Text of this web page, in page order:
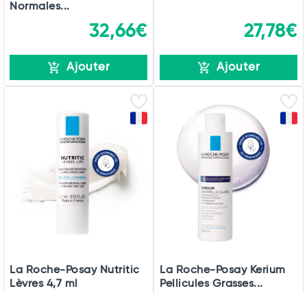
Normales...
32,66€
Ajouter
27,78€
Ajouter
La Roche-Posay Nutritic
Lèvres 4,7 ml
La Roche-Posay Kerium
Pellicules Grasses...